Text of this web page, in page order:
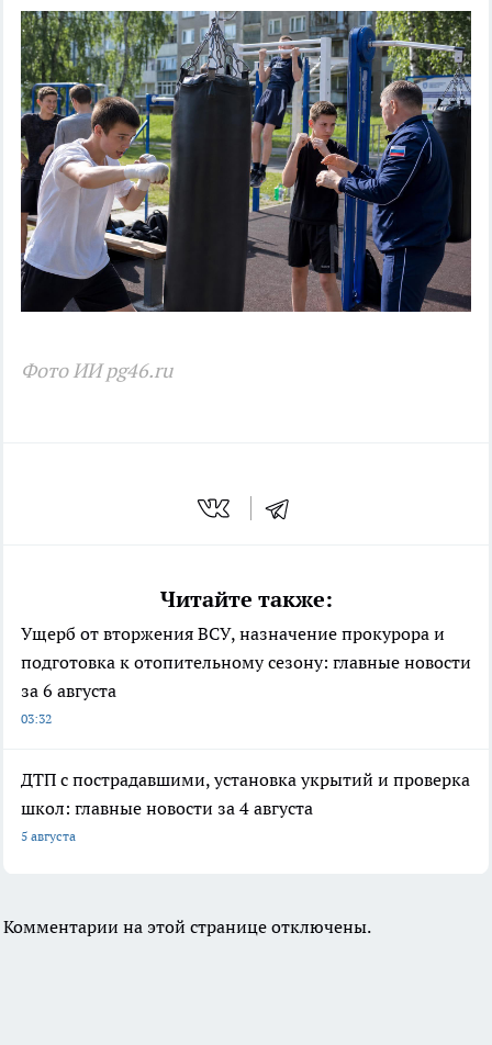
Фото ИИ pg46.ru
Читайте также:
Ущерб от вторжения ВСУ, назначение прокурора и
подготовка к отопительному сезону: главные новости
за 6 августа
03:32
ДТП с пострадавшими, установка укрытий и проверка
школ: главные новости за 4 августа
5 августа
Комментарии на этой странице отключены.